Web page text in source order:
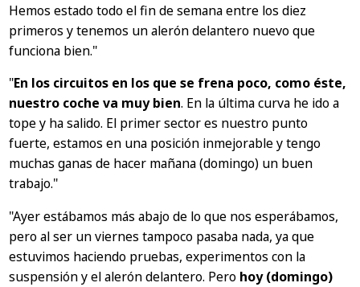
Hemos estado todo el fin de semana entre los diez
primeros y tenemos un alerón delantero nuevo que
funciona bien."
"En los circuitos en los que se frena poco, como éste,
nuestro coche va muy bien. En la última curva he ido a
tope y ha salido. El primer sector es nuestro punto
fuerte, estamos en una posición inmejorable y tengo
muchas ganas de hacer mañana (domingo) un buen
trabajo."
"Ayer estábamos más abajo de lo que nos esperábamos,
pero al ser un viernes tampoco pasaba nada, ya que
estuvimos haciendo pruebas, experimentos con la
suspensión y el alerón delantero. Pero hoy (domingo)